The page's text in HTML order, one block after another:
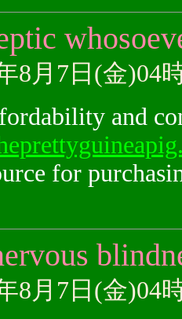
8月7日(金)04
and
for
8月7日(金)04